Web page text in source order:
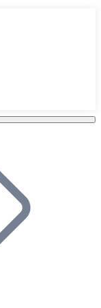
y permite que